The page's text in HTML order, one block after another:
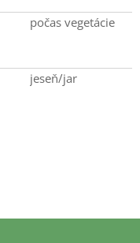
počas vegetácie
jeseň/jar